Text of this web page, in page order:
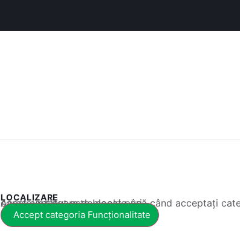
LOCALIZARE
Acest conținut este blocat până când acceptați categoria corespunzătoare de cookie-uri.
Accept categoria Funcționalitate